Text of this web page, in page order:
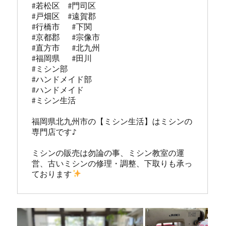
#若松区  #門司区
#戸畑区  #遠賀郡
#行橋市   #下関
#京都郡   #宗像市
#直方市   #北九州
#福岡県   #田川
#ミシン部
#ハンドメイド部
#ハンドメイド
#ミシン生活
福岡県北九州市の【ミシン生活】はミシンの
専門店です♪
ミシンの販売は勿論の事、ミシン教室の運
営、古いミシンの修理・調整、下取りも承っ
ております